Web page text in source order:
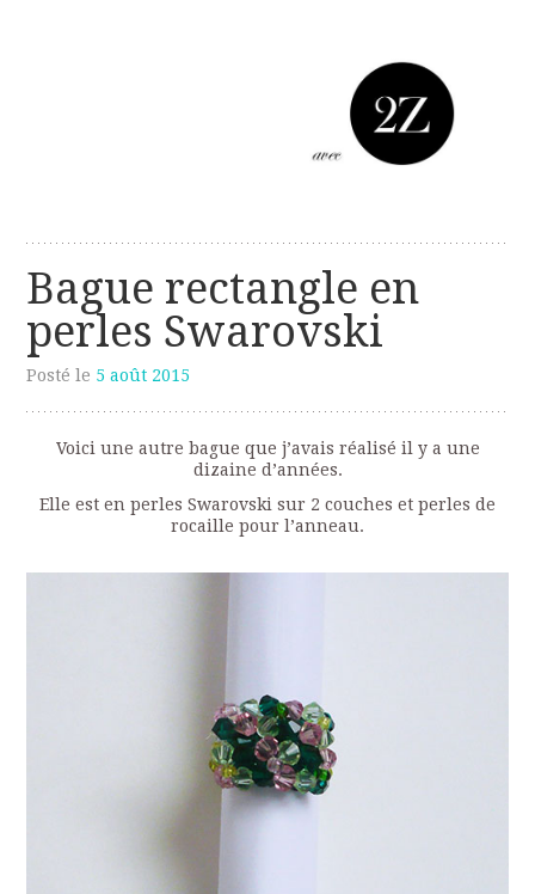
avec deux z
Bague rectangle en
perles Swarovski
Posté le 5 août 2015
Voici une autre bague que j’avais réalisé il y a une
dizaine d’années.
Elle est en perles Swarovski sur 2 couches et perles de
rocaille pour l’anneau.